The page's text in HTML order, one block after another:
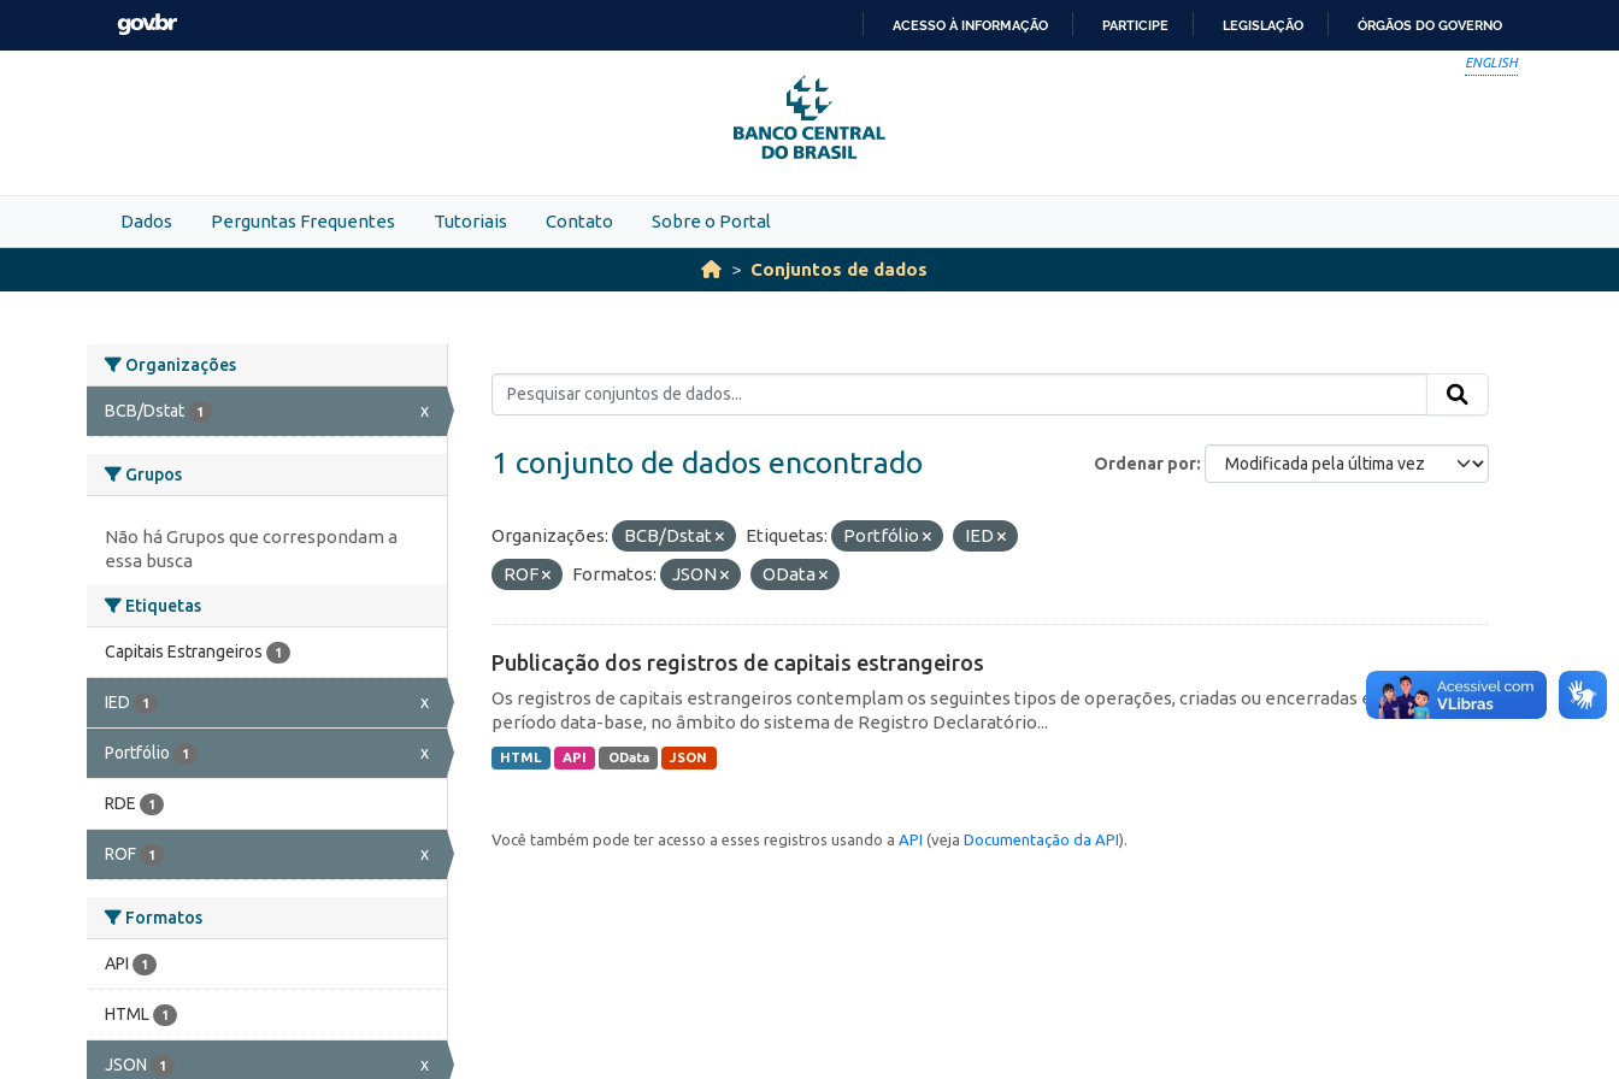
Skip to main content
PARA
O
CONTEÚDO
ACESSO À INFORMAÇÃO PARTICIPE LEGISLAÇÃO ÓRGÃOS DO GOVERNO
ENGLISH
Dados Perguntas Frequentes Tutoriais Contato Sobre o Portal
Conjuntos de dados
Organizações
BCB/Dstat 1 x
Grupos
Não há Grupos que correspondam a
essa busca
Etiquetas
Capitais Estrangeiros 1
IED 1 x
Portfólio 1 x
RDE 1
ROF 1 x
Formatos
API 1
HTML 1
JSON 1 x
Ordenar por
1 conjunto de dados encontrado
Organizações: BCB/Dstat Etiquetas: Portfólio
IED
ROF
Formatos: JSON OData
Publicação dos registros de capitais estrangeiros
Os registros de capitais estrangeiros contemplam os seguintes tipos de operações, criadas ou encerradas em cada
período data-base, no âmbito do sistema de Registro Declaratório...
HTML API OData JSON
Você também pode ter acesso a esses registros usando a API (veja Documentação da API).